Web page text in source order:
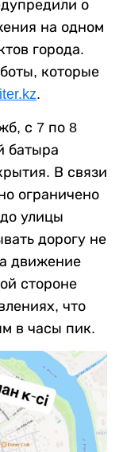
о
на одном
города.
которые
.
с 7 по 8
батыра
В связи
ограничено
улицы
дорогу не
движение
стороне
что
в часы пик.